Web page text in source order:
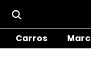
Carros